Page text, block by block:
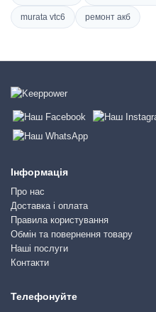
murata vtc6 ремонт акб
Інформація
Про нас
Доставка і оплата
Правила користування
Обмін та повернення товару
Наші послуги
Контакти
Телефонуйте